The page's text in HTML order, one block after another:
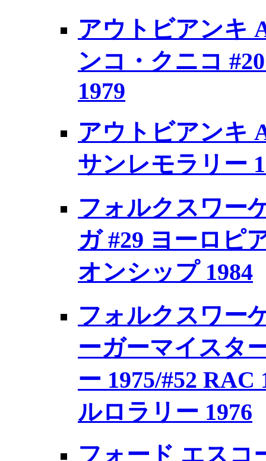
アウトビアンキ
ンコ・クニコ
1979
アウトビアンキ
サンレモラリー
フォルクスワー
ガ #29 ヨーロピ
オンシップ 1984
フォルクスワー
ーガーマイスタ
ー 1975/#52 RAC
ルロラリー 1976
フォード エスコ